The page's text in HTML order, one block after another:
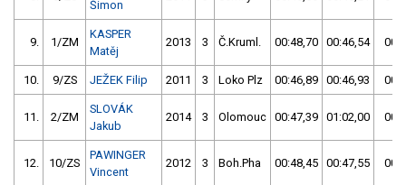
Šimon
9. 1/ZM
KASPER
Matěj
2013 3 Č.Kruml. 00:48,70 00:46,54
10. 9/ZS JEŽEK Filip 2011 3 Loko Plz 00:46,89 00:46,93
11. 2/ZM
SLOVÁK
Jakub
2014 3 Olomouc 00:47,39 01:02,00
12. 10/ZS
PAWINGER
Vincent
2012 3 Boh.Pha 00:48,45 00:47,55